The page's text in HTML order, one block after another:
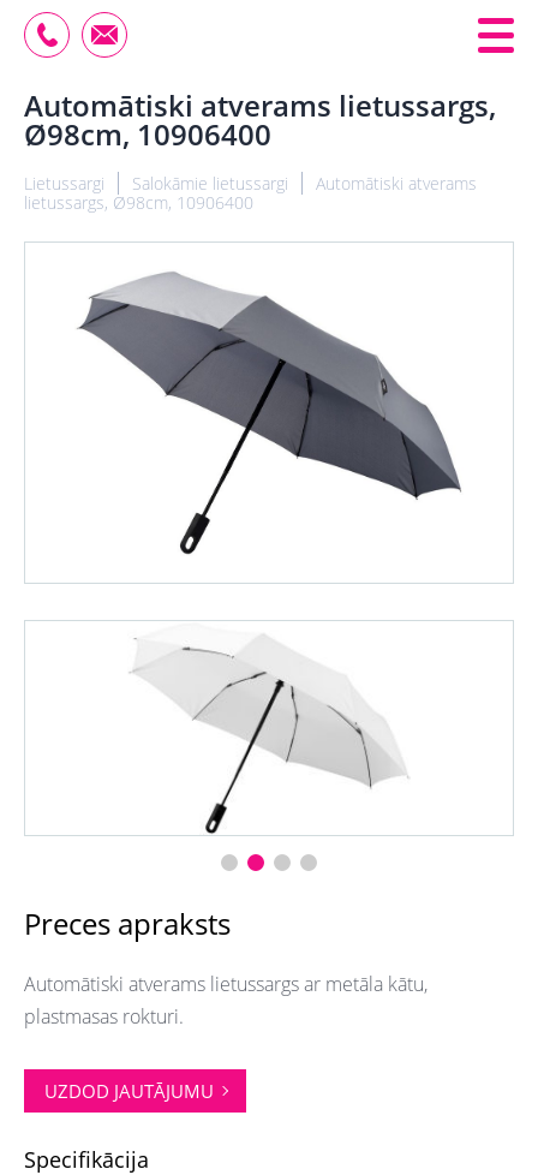
Automātiski atverams lietussargs,
Ø98cm, 10906400
Lietussargi Salokāmie lietussargi
Automātiski atverams
lietussargs, Ø98cm, 10906400
Preces apraksts
Automātiski atverams lietussargs ar metāla kātu,
plastmasas rokturi.
UZDOD JAUTĀJUMU
Specifikācija